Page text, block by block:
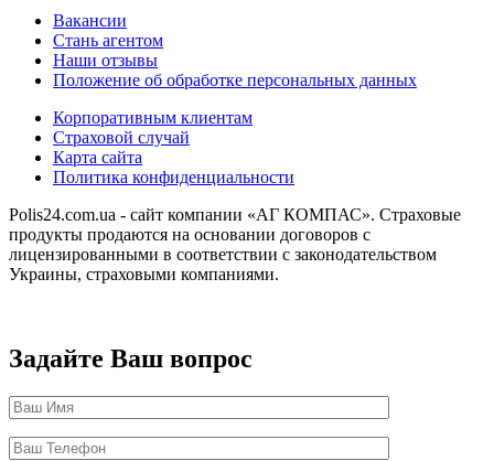
Вакансии
Стань агентом
Наши отзывы
Положение об обработке персональных данных
Корпоративным клиентам
Страховой случай
Карта сайта
Политика конфиденциальности
Polis24.com.ua - сайт компании «АГ КОМПАС». Страховые
продукты продаются на основании договоров с
лицензированными в соответствии с законодательством
Украины, страховыми компаниями.
Задайте Ваш вопрос